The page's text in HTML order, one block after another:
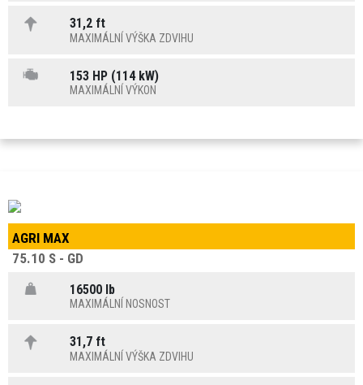
31,2 ft
MAXIMÁLNÍ VÝŠKA ZDVIHU
153 HP (114 kW)
MAXIMÁLNÍ VÝKON
AGRI MAX
75.10 S - GD
16500 lb
MAXIMÁLNÍ NOSNOST
31,7 ft
MAXIMÁLNÍ VÝŠKA ZDVIHU